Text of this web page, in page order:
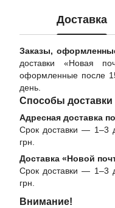
Доставка
Заказы,
доставки «Новая
оформленные после
день.
Способы доставки
Адресная доставка
Срок доставки — 1–3
грн.
Доставка «Новой
Срок доставки — 1–3
грн.
Внимание!